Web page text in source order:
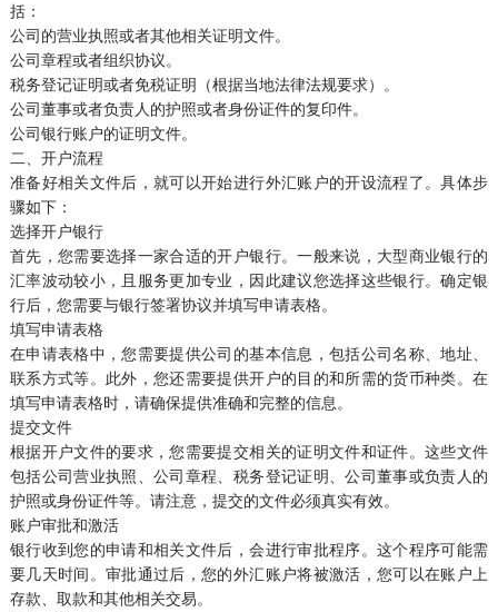
括：
公司的营业执照或者其他相关证明文件。
公司章程或者组织协议。
税务登记证明或者免税证明（根据当地法律法规要求）。
公司董事或者负责人的护照或者身份证件的复印件。
公司银行账户的证明文件。
二、开户流程
准备好相关文件后，就可以开始进行外汇账户的开设流程了。具体步
骤如下：
选择开户银行
首先，您需要选择一家合适的开户银行。一般来说，大型商业银行的
汇率波动较小，且服务更加专业，因此建议您选择这些银行。确定银
行后，您需要与银行签署协议并填写申请表格。
填写申请表格
在申请表格中，您需要提供公司的基本信息，包括公司名称、地址、
联系方式等。此外，您还需要提供开户的目的和所需的货币种类。在
填写申请表格时，请确保提供准确和完整的信息。
提交文件
根据开户文件的要求，您需要提交相关的证明文件和证件。这些文件
包括公司营业执照、公司章程、税务登记证明、公司董事或负责人的
护照或身份证件等。请注意，提交的文件必须真实有效。
账户审批和激活
银行收到您的申请和相关文件后，会进行审批程序。这个程序可能需
要几天时间。审批通过后，您的外汇账户将被激活，您可以在账户上
存款、取款和其他相关交易。